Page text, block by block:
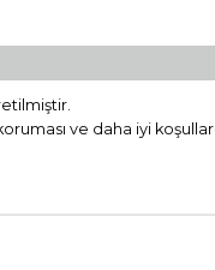
ve daha iyi